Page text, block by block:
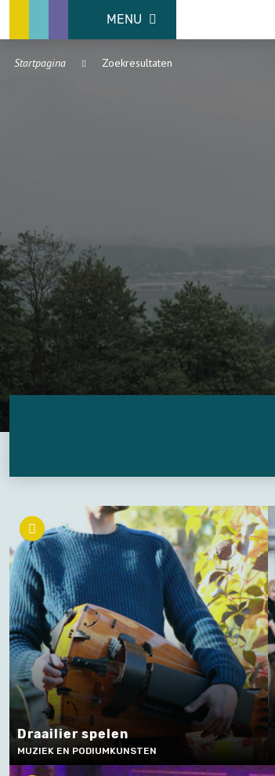
MENU
Startpagina Zoekresultaten
Draailier spelen
MUZIEK EN PODIUMKUNSTEN